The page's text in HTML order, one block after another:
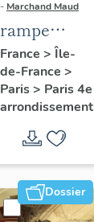
- Marchand Maud
rampe
d'appui,
escalier de
la maison à
cochère
dite hôtel
Charpentier
(non étudié)
France > Île-
de-France >
Paris> Paris 4e
arrondissement
Dossier